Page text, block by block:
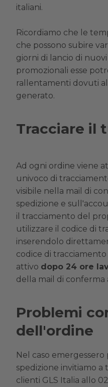
italiani.
Ricordiamo che le
che possono subire
giorni di lancio di
promozionali esse
rallentamenti dovuti
generato.
Tracciare il
Ad ogni ordine viene
univoco di
visibile nella mail di
spedizione e
il tracciamento del
utilizzare il codice di
inserendolo
codice di
attivo dopo 24 ore
della mail di conferma
Problemi
dell'ordine
Nel caso
spedizione invitiamo a
clienti GLS Italia allo